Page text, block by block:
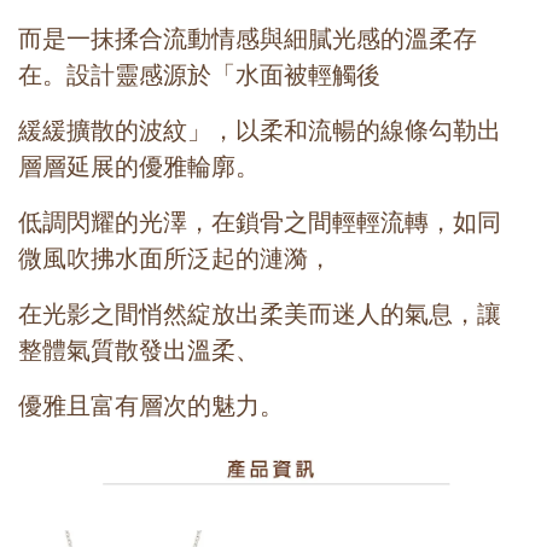
而是一抹揉合流動情感與細膩光感的溫柔存
在。設計靈感源於「水面被輕觸後
緩緩擴散的波紋」，以柔和流暢的線條勾勒出
層層延展的優雅輪廓。
低調閃耀的光澤，在鎖骨之間輕輕流轉，如同
微風吹拂水面所泛起的漣漪，
在光影之間悄然綻放出柔美而迷人的氣息，讓
整體氣質散發出溫柔、
優雅且富有層次的魅力。